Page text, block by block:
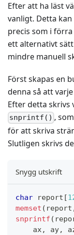
Efter att ha läst
vanligt. Detta
precis som i
ett alternativt
mindre manuell
Först skapas en
denna så att
Efter detta skrivs
snprintf() ,
för att skriva
Slutligen skrivs
Snygg utskrift
char report [
memset ( report
snprintf (
    ax
, ay,